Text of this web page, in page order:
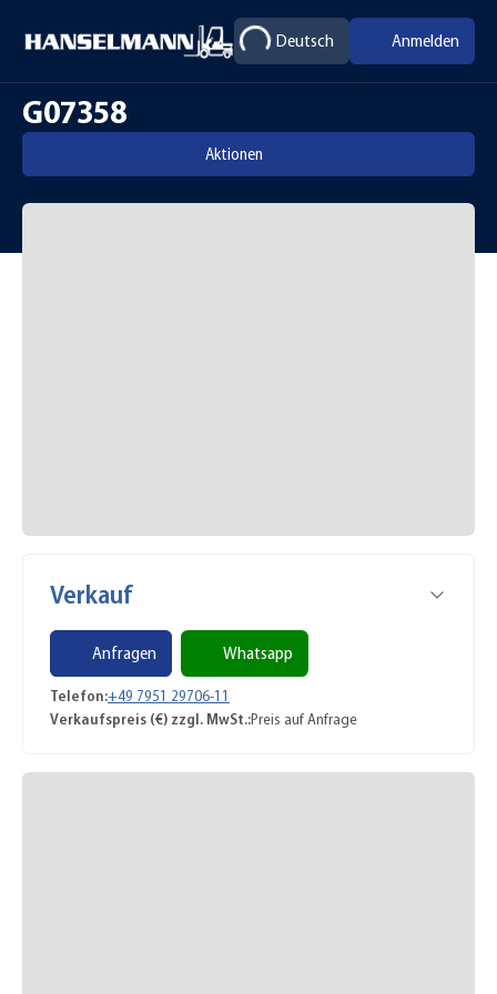
Deutsch Anmelden
G07358
Aktionen
Verkauf
Anfragen Whatsapp
Telefon:+49 7951 29706-11
Verkaufspreis (€) zzgl. MwSt.:Preis auf Anfrage